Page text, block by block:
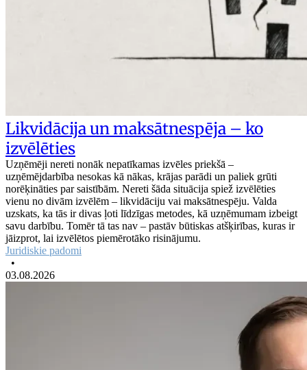
Likvidācija un maksātnespēja – ko
izvēlēties
Uzņēmēji nereti nonāk nepatīkamas izvēles priekšā –
uzņēmējdarbība nesokas kā nākas, krājas parādi un paliek grūti
norēķināties par saistībām. Nereti šāda situācija spiež izvēlēties
vienu no divām izvēlēm – likvidāciju vai maksātnespēju. Valda
uzskats, ka tās ir divas ļoti līdzīgas metodes, kā uzņēmumam izbeigt
savu darbību. Tomēr tā tas nav – pastāv būtiskas atšķirības, kuras ir
jāizprot, lai izvēlētos piemērotāko risinājumu.
Juridiskie padomi
•
03.08.2026